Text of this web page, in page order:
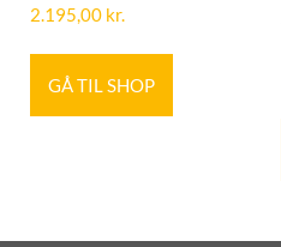
2.195,00 kr.
GÅ TIL SHOP